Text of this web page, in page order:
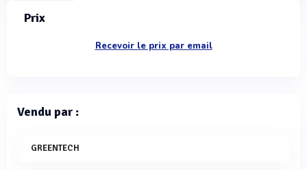
Prix
Recevoir le prix par email
Vendu par :
GREENTECH